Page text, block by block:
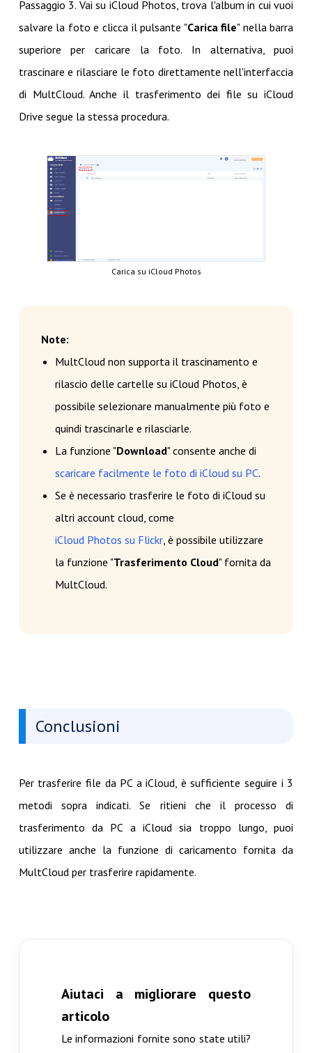
Passaggio 3. Vai su iCloud Photos, trova l'album in cui vuoi
salvare la foto e clicca il pulsante "Carica file" nella barra
superiore per caricare la foto. In alternativa, puoi
trascinare e rilasciare le foto direttamente nell'interfaccia
di MultCloud. Anche il trasferimento dei file su iCloud
Drive segue la stessa procedura.
Carica su iCloud Photos
Note:
MultCloud non supporta il trascinamento e
rilascio delle cartelle su iCloud Photos, è
possibile selezionare manualmente più foto e
quindi trascinarle e rilasciarle.
La funzione "Download" consente anche di
scaricare facilmente le foto di iCloud su PC.
Se è necessario trasferire le foto di iCloud su
altri account cloud, come
iCloud Photos su Flickr, è possibile utilizzare
la funzione "Trasferimento Cloud" fornita da
MultCloud.
Conclusioni
Per trasferire file da PC a iCloud, è sufficiente seguire i 3
metodi sopra indicati. Se ritieni che il processo di
trasferimento da PC a iCloud sia troppo lungo, puoi
utilizzare anche la funzione di caricamento fornita da
MultCloud per trasferire rapidamente.
Aiutaci a migliorare questo
articolo
Le informazioni fornite sono state utili?